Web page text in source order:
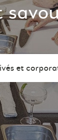
et